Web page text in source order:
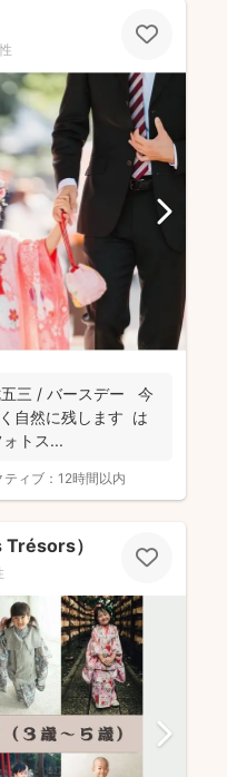
三 / バースデー 今
自然に残します は
トス...
ィブ： 12時間以内
）